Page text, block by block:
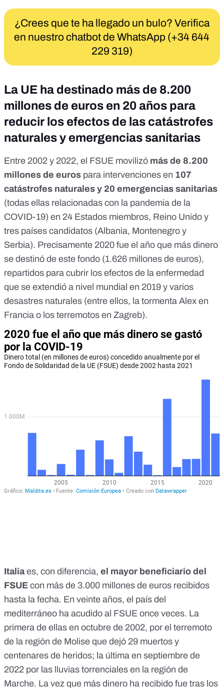
¿Crees que te ha llegado un bulo? Verifica
en nuestro chatbot de WhatsApp (+34 644
229 319)
La UE ha destinado más de 8.200
millones de euros en 20 años para
reducir los efectos de las catástrofes
naturales y emergencias sanitarias
Entre 2002 y 2022, el FSUE movilizó más de 8.200
millones de euros para intervenciones en 107
catástrofes naturales y 20 emergencias sanitarias
(todas ellas relacionadas con la pandemia de la
COVID-19) en 24 Estados miembros, Reino Unido y
tres países candidatos (Albania, Montenegro y
Serbia). Precisamente 2020 fue el año que más dinero
se destinó de este fondo (1.626 millones de euros),
repartidos para cubrir los efectos de la enfermedad
que se extendió a nivel mundial en 2019 y varios
desastres naturales (entre ellos, la tormenta Alex en
Francia o los terremotos en Zagreb).
Italiaes, con diferencia, el mayor beneficiario del
FSUE con más de 3.000 millones de euros recibidos
hasta la fecha. En veinte años, el país del
mediterráneo ha acudido al FSUE once veces. La
primera de ellas en octubre de 2002, por el terremoto
de la región de Molise que dejó 29 muertos y
centenares de heridos; la última en septiembre de
2022 por las lluvias torrenciales en la región de
Marche. La vez que más dinero ha recibido fue tras los